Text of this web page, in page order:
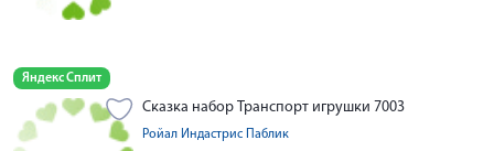
Яндекс Сплит
Сказка набор Транспорт игрушки 7003
Ройал Индастрис Паблик